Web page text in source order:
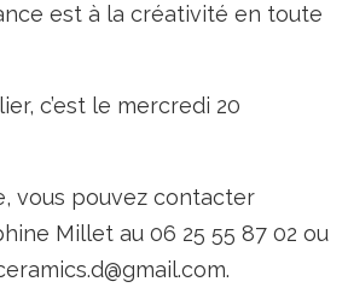
est à la créativité en toute
c’est le mercredi 20
vous pouvez contacter
Millet au 06 25 55 87 02 ou